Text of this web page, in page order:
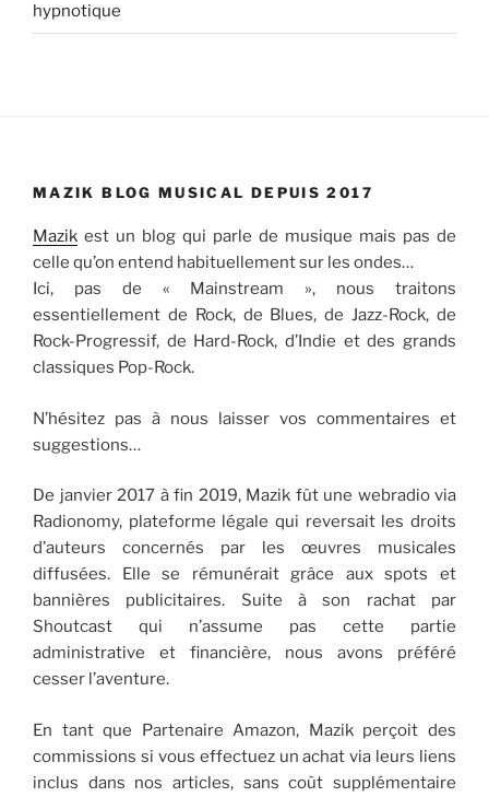
hypnotique
MAZIK BLOG MUSICAL DEPUIS 2017
Mazik est un blog qui parle de musique mais pas de
celle qu’on entend habituellement sur les ondes…
Ici, pas de « Mainstream », nous traitons
essentiellement de Rock, de Blues, de Jazz-Rock, de
Rock-Progressif, de Hard-Rock, d’Indie et des grands
classiques Pop-Rock.
N’hésitez pas à nous laisser vos commentaires et
suggestions…
De janvier 2017 à fin 2019, Mazik fût une webradio via
Radionomy, plateforme légale qui reversait les droits
d’auteurs concernés par les œuvres musicales
diffusées. Elle se rémunérait grâce aux spots et
bannières publicitaires. Suite à son rachat par
Shoutcast qui n’assume pas cette partie
administrative et financière, nous avons préféré
cesser l’aventure.
En tant que Partenaire Amazon, Mazik perçoit des
commissions si vous effectuez un achat via leurs liens
inclus dans nos articles, sans coût supplémentaire